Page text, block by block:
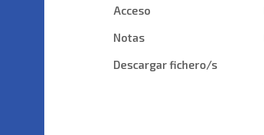
Acceso
Notas
Descargar fichero/s